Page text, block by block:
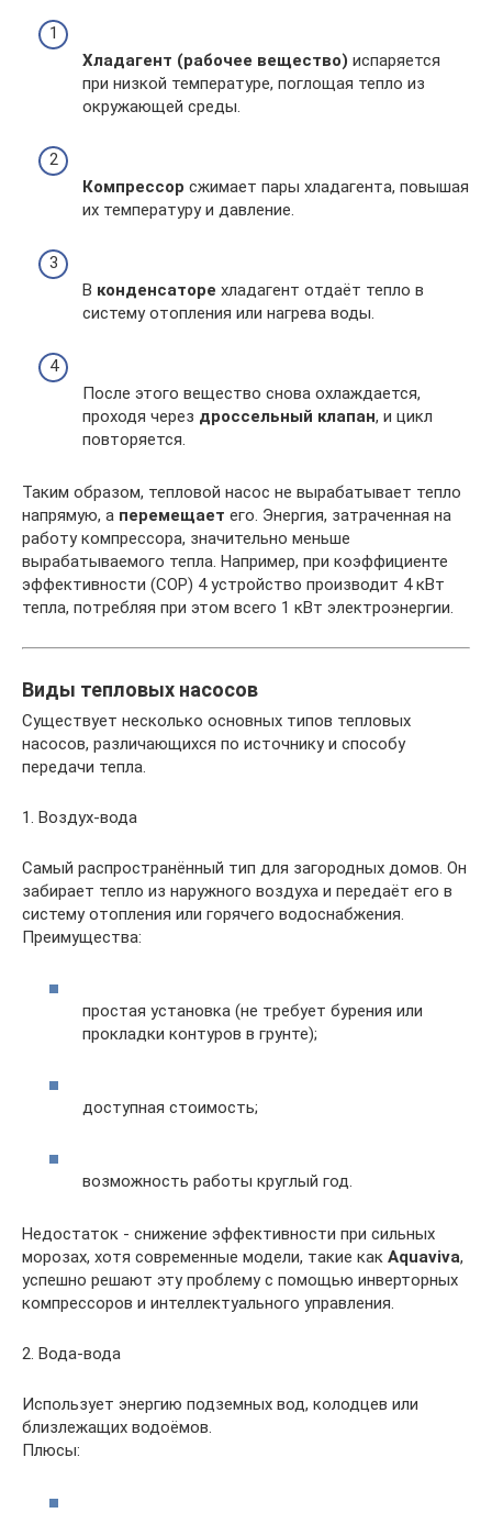
Хладагент (рабочее вещество) испаряется
при низкой температуре, поглощая тепло из
окружающей среды.
Компрессор сжимает пары хладагента, повышая
их температуру и давление.
В конденсаторе хладагент отдаёт тепло в
систему отопления или нагрева воды.
После этого вещество снова охлаждается,
проходя через дроссельный клапан, и цикл
повторяется.
Таким образом, тепловой насос не вырабатывает тепло
напрямую, а перемещает его. Энергия, затраченная на
работу компрессора, значительно меньше
вырабатываемого тепла. Например, при коэффициенте
эффективности (COP) 4 устройство производит 4 кВт
тепла, потребляя при этом всего 1 кВт электроэнергии.
Виды тепловых насосов
Существует несколько основных типов тепловых
насосов, различающихся по источнику и способу
передачи тепла.
1. Воздух-вода
Самый распространённый тип для загородных домов. Он
забирает тепло из наружного воздуха и передаёт его в
систему отопления или горячего водоснабжения.
Преимущества:
простая установка (не требует бурения или
прокладки контуров в грунте);
доступная стоимость;
возможность работы круглый год.
Недостаток - снижение эффективности при сильных
морозах, хотя современные модели, такие как Aquaviva,
успешно решают эту проблему с помощью инверторных
компрессоров и интеллектуального управления.
2. Вода-вода
Использует энергию подземных вод, колодцев или
близлежащих водоёмов.
Плюсы: